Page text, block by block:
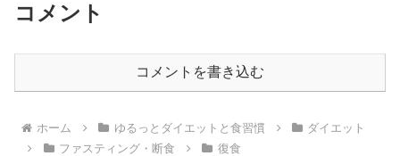
コメント
コメントを書き込む
ホーム ゆるっとダイエットと食習慣
ダイエット
ファスティング・断食
復食